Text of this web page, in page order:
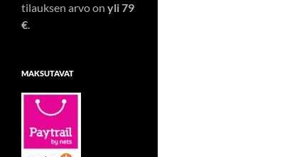
tilauksen arvo on yli 79
€.
MAKSUTAVAT